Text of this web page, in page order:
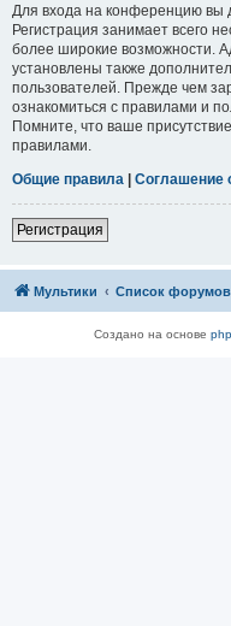
Для входа на конференцию вы
Регистрация занимает всего
более широкие возможности.
установлены также
пользователей. Прежде чем
ознакомиться с правилами и
Помните, что ваше
правилами.
Общие правила | Соглашение
Регистрация
Мультики Список форумов
Создано на основе